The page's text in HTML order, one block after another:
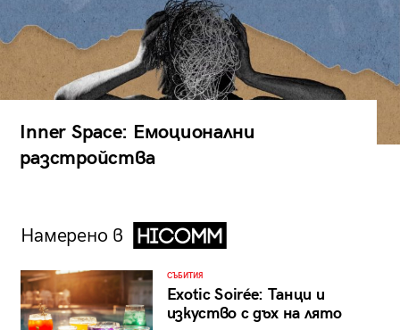
Inner Space: Емоционални
разстройства
Намерено в
СЪБИТИЯ
Exotic Soirée: Танци и
изкуство с дъх на лято